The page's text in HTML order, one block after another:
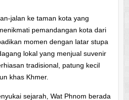
jalan ke taman kota yang
pemandangan kota dari
momen dengan latar stupa
lokal yang menjual suvenir
tradisional, patung kecil
khas Khmer.
sejarah, Wat Phnom berada